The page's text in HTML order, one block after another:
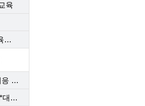
육
이용자보호업무교육사후관리
2025 블랙컨슈머 대응 교육
2024년 블랙컨슈머*대응교육